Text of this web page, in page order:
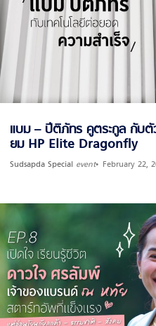
แบม – ปีติภัทร คูตระกูล กับตั
ยม HP Elite Dragonfly
Sudsapda Special event February 22,